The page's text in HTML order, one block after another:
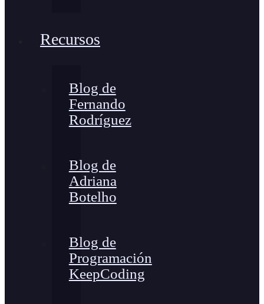
Recursos
Blog de
Fernando
Rodríguez
Blog de
Adriana
Botelho
Blog de
Programación
KeepCoding